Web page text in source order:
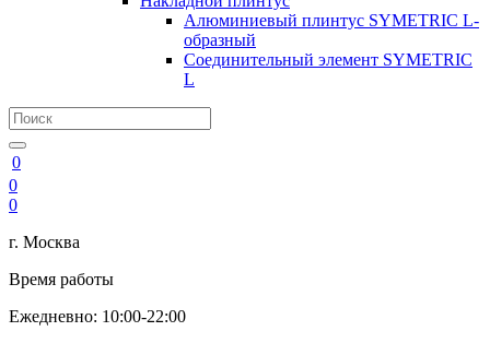
Алюминиевый плинтус SYMETRIC L-
образный
Соединительный элемент SYMETRIC
L
0
0
0
г. Москва
Время работы
Ежедневно: 10:00-22:00